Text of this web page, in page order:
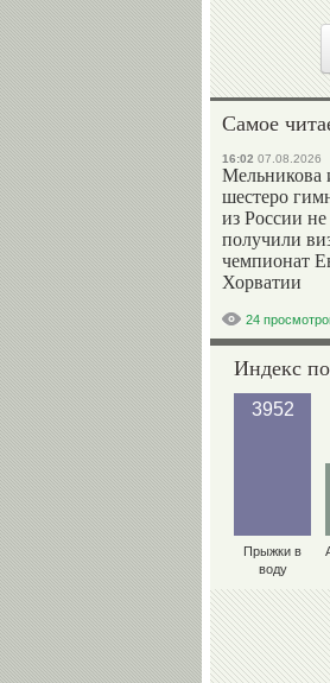
Самое
16:02 07.08.2026
Мельникова
шестеро
из России не
получили
чемпионат
Хорватии
24
Индекс
3952
Прыжки в
воду